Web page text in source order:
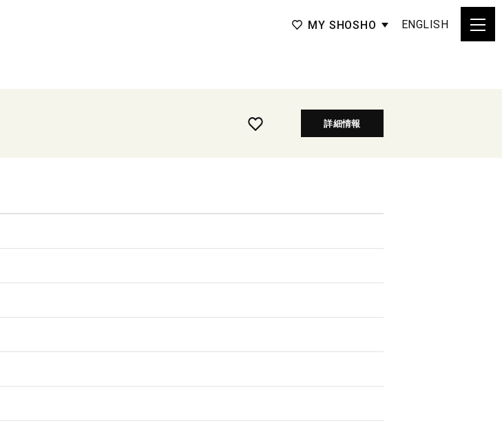
MY SHOSHO ENGLISH
詳細情報